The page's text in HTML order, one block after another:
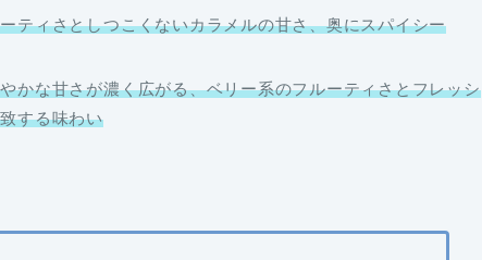
ティさとしつこくないカラメルの甘さ、奥にスパイシー
かな甘さが濃く広がる、ベリー系のフルーティさとフレッシ
する味わい